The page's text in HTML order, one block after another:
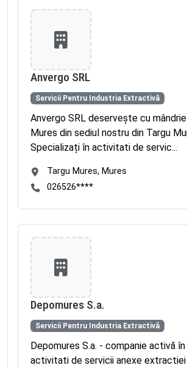
Anvergo SRL
Servicii Pentru Industria Extractivă
Anvergo SRL deservește cu
Mures din sediul nostru din Targu
Specializați în activitati de servic...
Targu Mures, Mures
026526****
Depomures S.a.
Servicii Pentru Industria Extractivă
Depomures S.a. - companie activă
activitati de servicii anexe